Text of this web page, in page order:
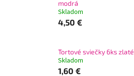
modrá
Skladom
4,50 €
Tortové sviečky 6ks zlaté
Skladom
1,60 €